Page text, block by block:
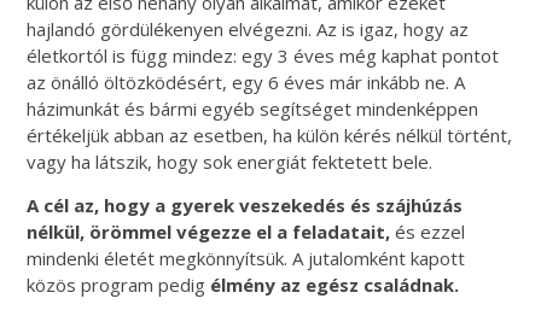
hajlandó gördülékenyen elvégezni. Az is igaz, hogy az
életkortól is függ mindez: egy 3 éves még kaphat pontot
az önálló öltözködésért, egy 6 éves már inkább ne. A
házimunkát és bármi egyéb segítséget mindenképpen
értékeljük abban az esetben, ha külön kérés nélkül történt,
vagy ha látszik, hogy sok energiát fektetett bele.
A cél az, hogy a gyerek veszekedés és szájhúzás
nélkül, örömmel végezze el a feladatait,és ezzel
mindenki életét megkönnyítsük. A jutalomként kapott
közös program pedig élmény az egész családnak.